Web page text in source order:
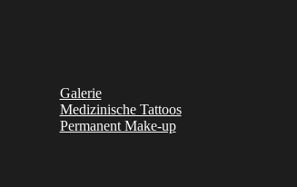
Galerie
Medizinische Tattoos
Permanent Make-up